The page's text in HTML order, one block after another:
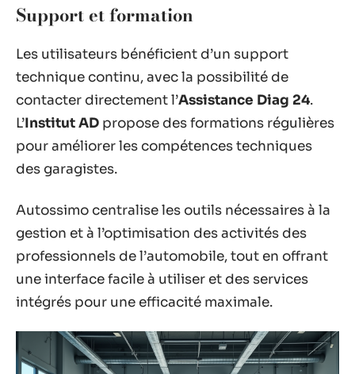
Support et formation
Les utilisateurs bénéficient d’un support
technique continu, avec la possibilité de
contacter directement l’Assistance Diag 24.
L’Institut AD propose des formations régulières
pour améliorer les compétences techniques
des garagistes.
Autossimo centralise les outils nécessaires à la
gestion et à l’optimisation des activités des
professionnels de l’automobile, tout en offrant
une interface facile à utiliser et des services
intégrés pour une efficacité maximale.